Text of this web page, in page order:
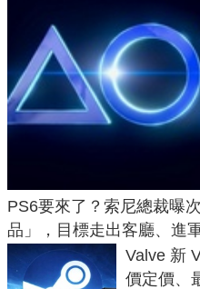
PS6要來了？索尼總裁曝
品」，目標走出客廳、進
Valve 新
價定價、